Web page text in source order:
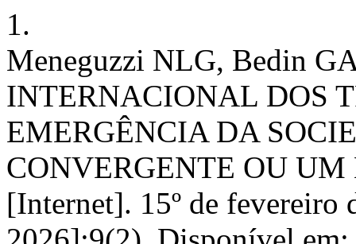
1.
Meneguzzi NLG, Bedin
INTERNACIONAL DOS
EMERGÊNCIA DA
CONVERGENTE OU
[Internet]. 15º de fevereiro